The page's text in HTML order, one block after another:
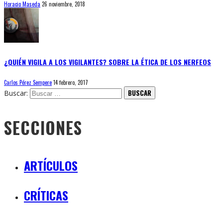
Horacio Maseda 26 noviembre, 2018
¿QUIÉN VIGILA A LOS VIGILANTES? SOBRE LA ÉTICA DE LOS NERFEOS
Carlos Pérez Sempere14 febrero, 2017
Buscar:
SECCIONES
ARTÍCULOS
CRÍTICAS